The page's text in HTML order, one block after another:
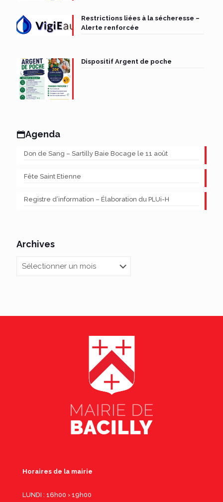
Restrictions liées à la sécheresse –
Alerte renforcée
Dispositif Argent de poche
Agenda
Don de Sang – Sartilly Baie Bocage le 11 août
Fête Saint Etienne
Registre d’information – Élaboration du PLUi-H
Archives
Archives
Horaires de la mairie
LUNDI : 16h00 › 19h00